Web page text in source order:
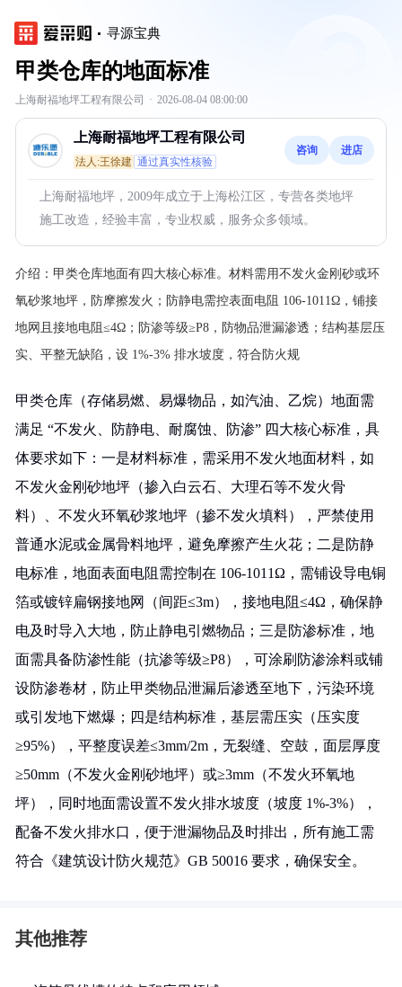
寻源宝典
甲类仓库的地面标准
上海耐福地坪工程有限公司 · 2026-08-04 08:00:00
上海耐福地坪工程有限公司
法人:王徐建 通过真实性核验
咨询 进店
上海耐福地坪，2009年成立于上海松江区，专营各类地坪
施工改造，经验丰富，专业权威，服务众多领域。
介绍： 甲类仓库地面有四大核心标准。材料需用不发火金刚砂或环
氧砂浆地坪，防摩擦发火；防静电需控表面电阻 106-1011Ω，铺接
地网且接地电阻≤4Ω；防渗等级≥P8，防物品泄漏渗透；结构基层压
实、平整无缺陷，设 1%-3% 排水坡度，符合防火规
甲类仓库（存储易燃、易爆物品，如汽油、乙烷）地面需
满足 “不发火、防静电、耐腐蚀、防渗” 四大核心标准，具
体要求如下：一是材料标准，需采用不发火地面材料，如
不发火金刚砂地坪（掺入白云石、大理石等不发火骨
料）、不发火环氧砂浆地坪（掺不发火填料），严禁使用
普通水泥或金属骨料地坪，避免摩擦产生火花；二是防静
电标准，地面表面电阻需控制在 106-1011Ω，需铺设导电铜
箔或镀锌扁钢接地网（间距≤3m），接地电阻≤4Ω，确保静
电及时导入大地，防止静电引燃物品；三是防渗标准，地
面需具备防渗性能（抗渗等级≥P8），可涂刷防渗涂料或铺
设防渗卷材，防止甲类物品泄漏后渗透至地下，污染环境
或引发地下燃爆；四是结构标准，基层需压实（压实度
≥95%），平整度误差≤3mm/2m，无裂缝、空鼓，面层厚度
≥50mm（不发火金刚砂地坪）或≥3mm（不发火环氧地
坪），同时地面需设置不发火排水坡度（坡度 1%-3%），
配备不发火排水口，便于泄漏物品及时排出，所有施工需
符合《建筑设计防火规范》GB 50016 要求，确保安全。
其他推荐